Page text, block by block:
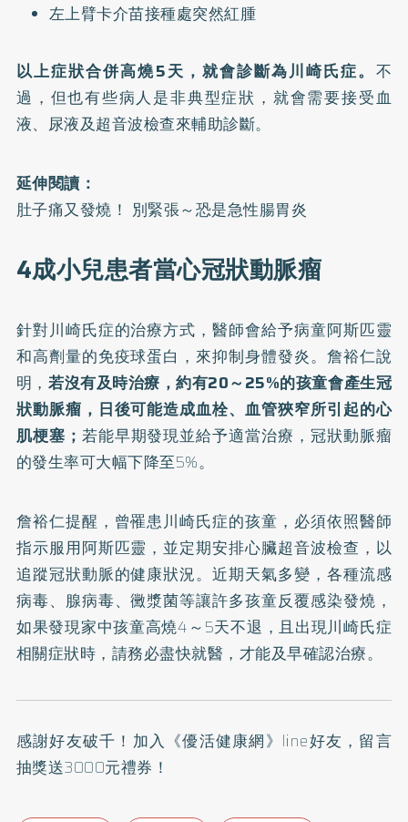
左上臂卡介苗接種處突然紅腫
以上症狀合併高燒5天，就會診斷為川崎氏症。 不
過，但也有些病人是非典型症狀，就會需要接受血
液、尿液及超音波檢查來輔助診斷。
延伸閱讀：
肚子痛又發燒！ 別緊張～恐是急性腸胃炎
4成小兒患者當心冠狀動脈瘤
針對川崎氏症的治療方式，醫師會給予病童阿斯匹靈
和高劑量的免疫球蛋白，來抑制身體發炎。詹裕仁說
明， 若沒有及時治療，約有20～25%的孩童會產生冠
狀動脈瘤，日後可能造成血栓、血管狹窄所引起的心
肌梗塞； 若能早期發現並給予適當治療，冠狀動脈瘤
的發生率可大幅下降至5%。
詹裕仁提醒，曾罹患川崎氏症的孩童，必須依照醫師
指示服用阿斯匹靈，並定期安排心臟超音波檢查，以
追蹤冠狀動脈的健康狀況。近期天氣多變，各種流感
病毒、腺病毒、黴漿菌等讓許多孩童反覆感染發燒，
如果發現家中孩童高燒4～5天不退，且出現川崎氏症
相關症狀時，請務必盡快就醫，才能及早確認治療。
感謝好友破千！加入 《優活健康網》line好友 ，留言
抽獎送3000元禮券！